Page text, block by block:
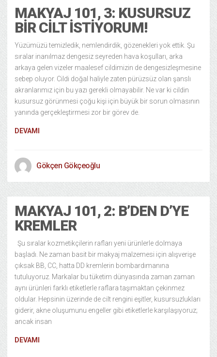
MAKYAJ 101, 3: KUSURSUZ
BIR CILT İSTIYORUM!
Yüzümüzü temizledik, nemlendirdik, gözenekleri yok ettik. Şu
sıralar inanılmaz dengesiz seyreden hava koşulları, arka
arkaya gelen vizeler maalesef cildimizin de dengesizleşmesine
sebep oluyor. Cildi doğal haliyle zaten pürüzsüz olan şanslı
akranlarımız için bu yazı gerekli olmayabilir. Ne var ki cildin
kusursuz görünmesi çoğu kişi için büyük bir sorun olmasının
yanında gerçekleştirmesi zor bir görev de.
DEVAMI
Gökçen Gökçeoğlu
MAKYAJ 101, 2: B’DEN D’YE
KREMLER
Şu sıralar kozmetikçilerin rafları yeni ürünlerle dolmaya
başladı. Ne zaman basit bir makyaj malzemesi için alışverişe
çıksak BB, CC, hatta DD kremlerin bombardımanına
tutuluyoruz. Markalar bu tüketim dünyasında zaman zaman
aynı ürünleri farklı etiketlerle raflara taşımaktan çekinmez
oldular. Hepsinin üzerinde de cilt rengini eşitler, kusursuzlukları
giderir, akne oluşumunu engeller gibi etiketlerle karşılaşıyoruz;
ancak insan
DEVAMI